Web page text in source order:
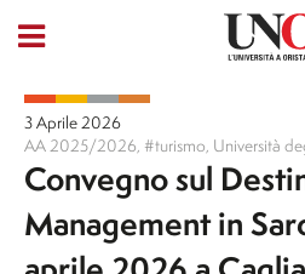
3 Aprile 2026
AA 2025/2026, #turismo, Università
Convegno sul
Management in